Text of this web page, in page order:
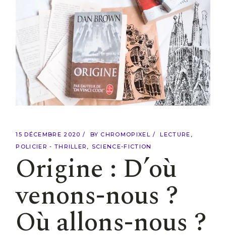
15 DÉCEMBRE 2020 BY CHROMOPIXEL
LECTURE
POLICIER - THRILLER
SCIENCE-FICTION
Origine : D’où
venons-nous ?
Où allons-nous ?